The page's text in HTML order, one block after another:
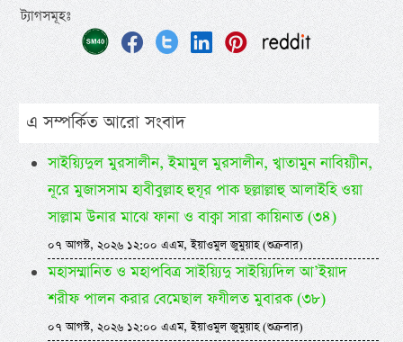
ট্যাগসমূহঃ
এ সম্পর্কিত আরো সংবাদ
সাইয়্যিদুল মুরসালীন, ইমামুল মুরসালীন, খ্বাতামুন নাবিয়্যীন,
নূরে মুজাসসাম হাবীবুল্লাহ হুযূর পাক ছল্লাল্লাহু আলাইহি ওয়া
সাল্লাম উনার মাঝে ফানা ও বাক্বা সারা কায়িনাত (৩৪)
০৭ আগস্ট, ২০২৬ ১২:০০ এএম, ইয়াওমুল জুমুয়াহ (শুক্রবার)
মহাসম্মানিত ও মহাপবিত্র সাইয়্যিদু সাইয়্যিদিল আ’ইয়াদ
শরীফ পালন করার বেমেছাল ফযীলত মুবারক (৩৮)
০৭ আগস্ট, ২০২৬ ১২:০০ এএম, ইয়াওমুল জুমুয়াহ (শুক্রবার)